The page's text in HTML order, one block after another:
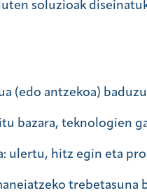
soluzioak
(edo antzekoa)
bazara, teknologien
ulertu, hitz egin eta
trebetasuna